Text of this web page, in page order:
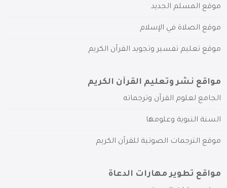
موقع المسلم الجديد
موقع الصلاة في الإسلام
موقع تعليم تفسير وتجويد القرآن الكريم
مواقع نشر وتعليم القرآن الكريم
الجامع لعلوم القرآن وترجماته
السنة النبوية وعلومها
موقع الترجمات الصوتية للقرآن الكريم
مواقع تطوير مهارات الدعاة